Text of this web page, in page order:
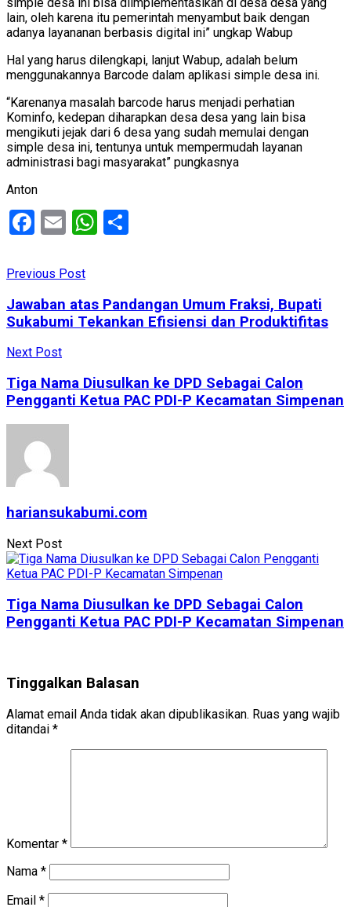
lain, oleh karena itu pemerintah menyambut baik dengan
adanya layananan berbasis digital ini” ungkap Wabup
Hal yang harus dilengkapi, lanjut Wabup, adalah belum
menggunakannya Barcode dalam aplikasi simple desa ini.
“Karenanya masalah barcode harus menjadi perhatian
Kominfo, kedepan diharapkan desa desa yang lain bisa
mengikuti jejak dari 6 desa yang sudah memulai dengan
simple desa ini, tentunya untuk mempermudah layanan
administrasi bagi masyarakat” pungkasnya
Anton
Facebook
EmailWhatsApp
Previous Post
Jawaban atas Pandangan Umum Fraksi, Bupati
Sukabumi Tekankan Efisiensi dan Produktifitas
Next Post
Tiga Nama Diusulkan ke DPD Sebagai Calon
Pengganti Ketua PAC PDI-P Kecamatan Simpenan
hariansukabumi.com
Next Post
Tiga Nama Diusulkan ke DPD Sebagai Calon
Pengganti Ketua PAC PDI-P Kecamatan Simpenan
Tinggalkan Balasan
Alamat email Anda tidak akan dipublikasikan. Ruas yang wajib
ditandai *
Komentar *
Nama *
Email *